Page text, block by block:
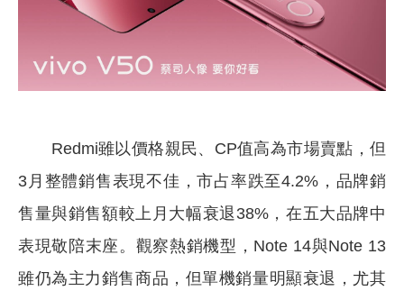
Redmi雖以價格親民、CP值高為市場賣點，但
3月整體銷售表現不佳，市占率跌至4.2%，品牌銷
售量與銷售額較上月大幅衰退38%，在五大品牌中
表現敬陪末座。觀察熱銷機型，Note 14與Note 13
雖仍為主力銷售商品，但單機銷量明顯衰退，尤其